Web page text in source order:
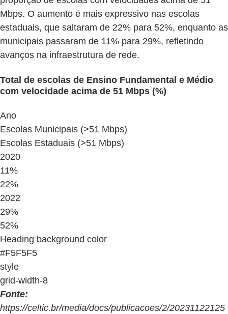
Mbps. O aumento é mais expressivo nas escolas
estaduais, que saltaram de 22% para 52%, enquanto as
municipais passaram de 11% para 29%, refletindo
avanços na infraestrutura de rede.
Total de escolas de Ensino Fundamental e Médio
com velocidade acima de 51 Mbps (%)
Ano
Escolas Municipais (>51 Mbps)
Escolas Estaduais (>51 Mbps)
2020
11%
22%
2022
29%
52%
Heading background color
#F5F5F5
style
grid-width-8
Fonte:
https://celtic.br/media/docs/publicacoes/2/20231122125